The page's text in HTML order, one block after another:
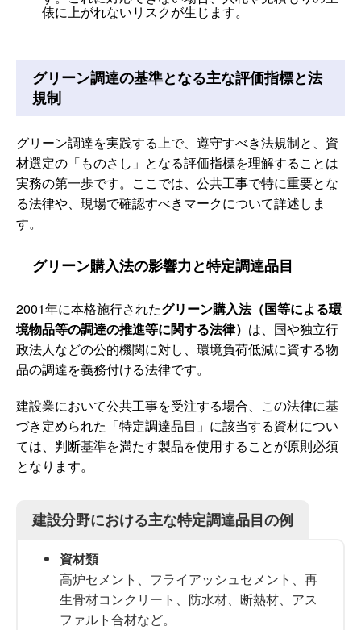
俵に上がれないリスクが生じます。
グリーン調達の基準となる主な評価指標と法
規制
グリーン調達を実践する上で、遵守すべき法規制と、資
材選定の「ものさし」となる評価指標を理解することは
実務の第一歩です。ここでは、公共工事で特に重要とな
る法律や、現場で確認すべきマークについて詳述しま
す。
グリーン購入法の影響力と特定調達品目
2001年に本格施行されたグリーン購入法（国等による環
境物品等の調達の推進等に関する法律） は、国や独立行
政法人などの公的機関に対し、環境負荷低減に資する物
品の調達を義務付ける法律です。
建設業において公共工事を受注する場合、この法律に基
づき定められた「特定調達品目」に該当する資材につい
ては、判断基準を満たす製品を使用することが原則必須
となります。
建設分野における主な特定調達品目の例
資材類
高炉セメント、フライアッシュセメント、再
生骨材コンクリート、防水材、断熱材、アス
ファルト合材など。